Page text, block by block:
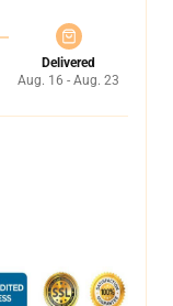
Delivered
Aug. 16 - Aug. 23